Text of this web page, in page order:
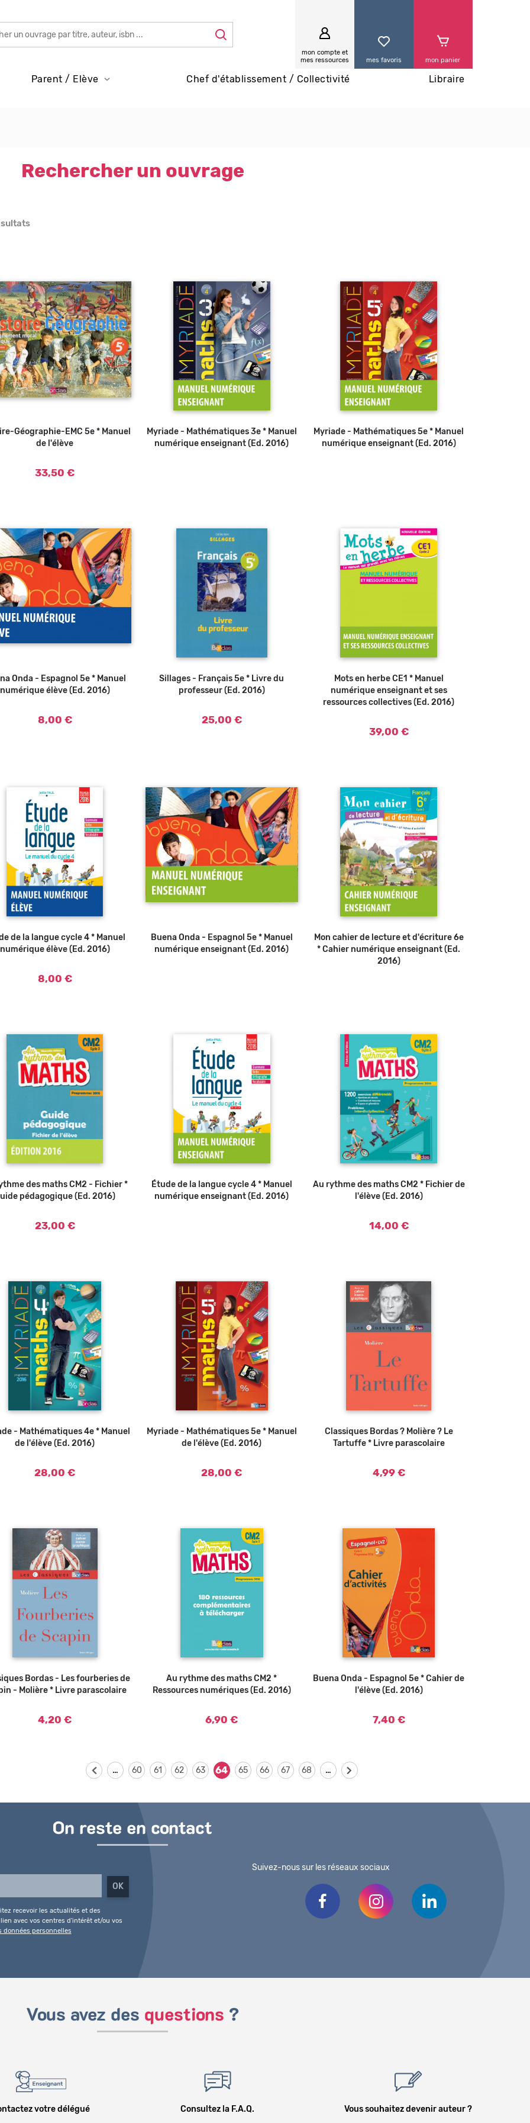
mon compte et
mes ressources
mes favoris mon panier
Parent / Elève Chef d'établissement / Collectivité Libraire
Rechercher un ouvrage
Ajouter au panier
Géographie-EMC 5e * Manuel
de l'élève
33,50 €
Myriade - Mathématiques 3e * Manuel
numérique enseignant (Ed. 2016)
Myriade - Mathématiques 5e * Manuel
numérique enseignant (Ed. 2016)
Ajouter au panier
Onda - Espagnol 5e * Manuel
numérique élève (Ed. 2016)
8,00 €
Sillages - Français 5e * Livre du
professeur (Ed. 2016)
25,00 €
Mots en herbe CE1 * Manuel
numérique enseignant et ses
ressources collectives (Ed. 2016)
39,00 €
Ajouter au panier
de la langue cycle 4 * Manuel
numérique élève (Ed. 2016)
8,00 €
Buena Onda - Espagnol 5e * Manuel
numérique enseignant (Ed. 2016)
Mon cahier de lecture et d'écriture 6e
* Cahier numérique enseignant (Ed.
2016)
Ajouter au panier
des maths CM2 - Fichier *
pédagogique (Ed. 2016)
23,00 €
Étude de la langue cycle 4 * Manuel
numérique enseignant (Ed. 2016)
Ajouter au panier
Au rythme des maths CM2 * Fichier de
l'élève (Ed. 2016)
14,00 €
Ajouter au panier
- Mathématiques 4e * Manuel
de l'élève (Ed. 2016)
28,00 €
Ajouter au panier
Myriade - Mathématiques 5e * Manuel
de l'élève (Ed. 2016)
28,00 €
Ajouter au panier
Classiques Bordas ? Molière ? Le
Tartuffe * Livre parascolaire
4,99 €
Ajouter au panier
Bordas - Les fourberies de
- Molière * Livre parascolaire
4,20 €
Ajouter au panier
Au rythme des maths CM2 *
Ressources numériques (Ed. 2016)
6,90 €
Ajouter au panier
Buena Onda - Espagnol 5e * Cahier de
l'élève (Ed. 2016)
7,40 €
… 60 61 62 63 64 65 66 67 68 …
On reste en contact
recevoir les actualités et des
avec vos centres d'intérêt et/ou vos
données personnelles
Suivez-nous sur les réseaux sociaux
Vous avez des questions ?
votre délégué Consultez la F.A.Q. Vous souhaitez devenir auteur ?